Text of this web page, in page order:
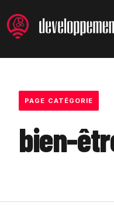
au
contenu
PAGE CATÉGORIE
bien-